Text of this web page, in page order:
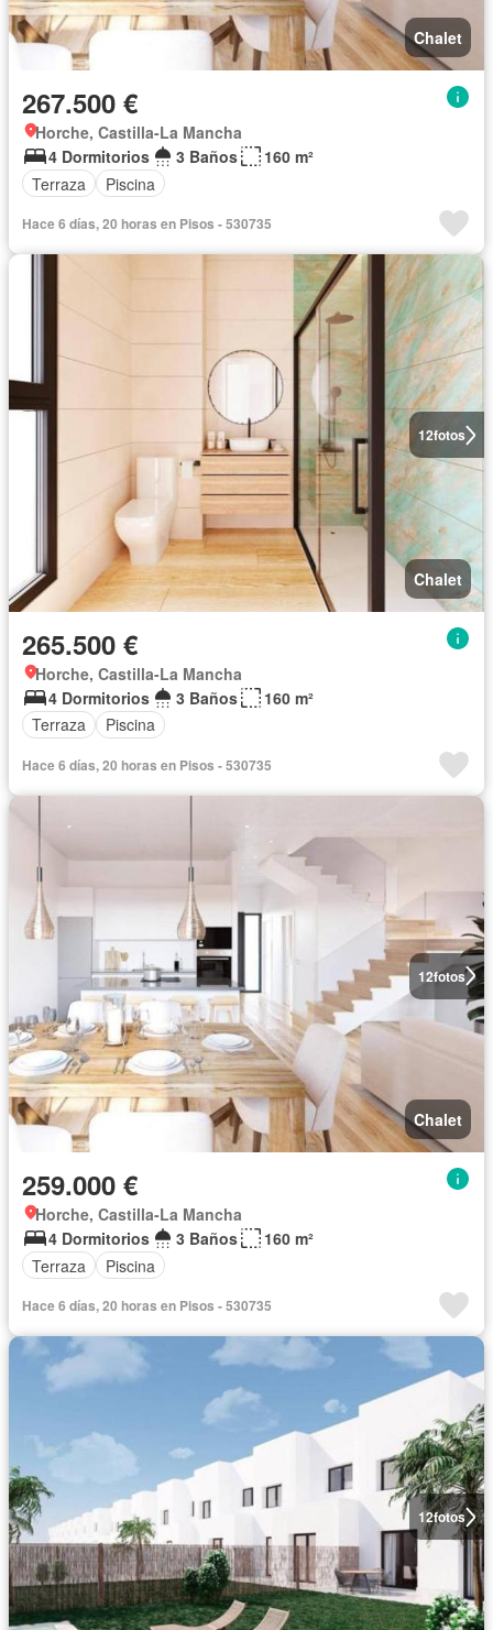
Chalet
267.500 €
Horche, Castilla-La Mancha
4 Dormitorios
3 Baños
160 m²
Terraza
Piscina
Hace 6 días, 20 horas en Pisos - 530735
12fotos
Chalet
265.500 €
Horche, Castilla-La Mancha
4 Dormitorios
3 Baños
160 m²
Terraza
Piscina
Hace 6 días, 20 horas en Pisos - 530735
12fotos
Chalet
259.000 €
Horche, Castilla-La Mancha
4 Dormitorios
3 Baños
160 m²
Terraza
Piscina
Hace 6 días, 20 horas en Pisos - 530735
12fotos